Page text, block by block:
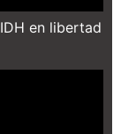
en libertad